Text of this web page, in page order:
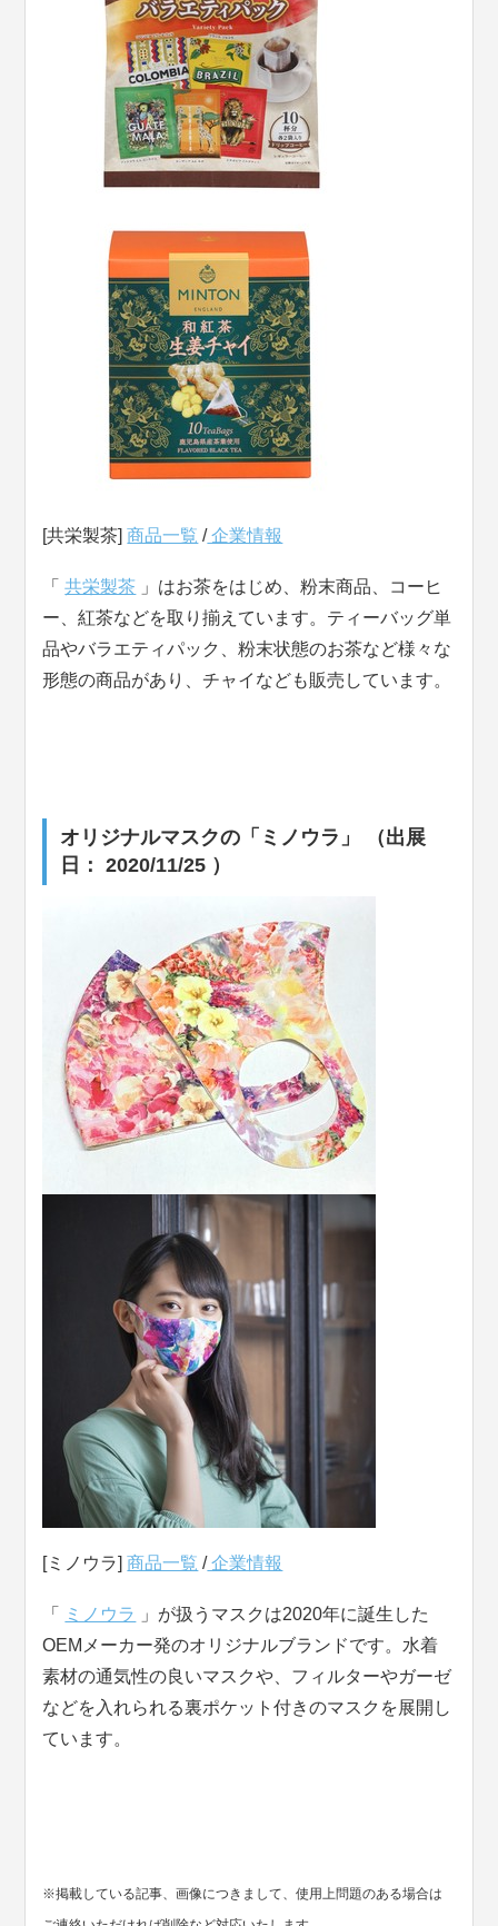
[共栄製茶]商品一覧 /企業情報
「共栄製茶 」はお茶をはじめ、粉末商品、コーヒ
ー、紅茶などを取り揃えています。ティーバッグ単
品やバラエティパック、粉末状態のお茶など様々な
形態の商品があり、チャイなども販売しています。
オリジナルマスクの「ミノウラ」 （出展
日： 2020/11/25 ）
[ミノウラ]商品一覧 /企業情報
「 ミノウラ
」が扱うマスクは2020年に誕生した
OEMメーカー発のオリジナルブランドです。水着
素材の通気性の良いマスクや、フィルターやガーゼ
などを入れられる裏ポケット付きのマスクを展開し
ています。
※掲載している記事、画像につきまして、使用上問題のある場合は